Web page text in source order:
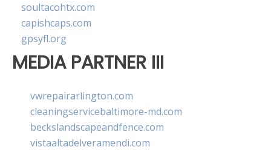
soultacohtx.com
capishcaps.com
gpsyfl.org
MEDIA PARTNER III
vwrepairarlington.com
cleaningservicebaltimore-md.com
beckslandscapeandfence.com
vistaaltadelveramendi.com